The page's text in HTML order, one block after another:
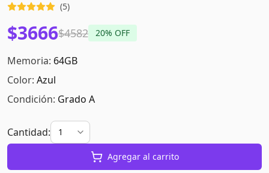
(5)
$3666$4582 20% OFF
Memoria: 64GB
Color: Azul
Condición: Grado A
Cantidad:
Agregar al carrito